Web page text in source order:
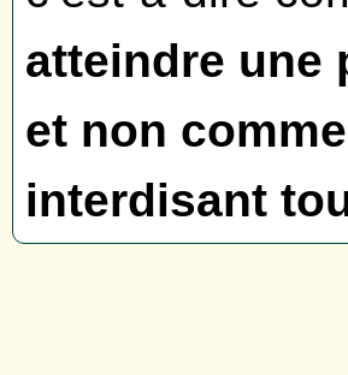
atteindre une
et non
interdisant